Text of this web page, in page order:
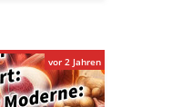
vor 2 Jahren